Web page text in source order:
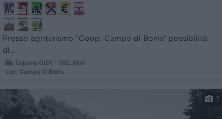
Presso agriturismo "Coop. Campo di Bonis" possibilità
di...
Taipana (UD) - 382.8km
Loc. Campo di Bonis
1